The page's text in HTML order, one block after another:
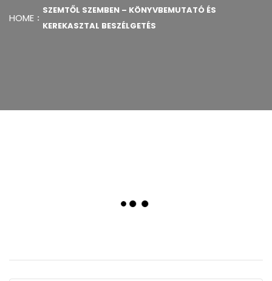
HOME
SZEMTŐL SZEMBEN – KÖNYVBEMUTATÓ ÉS
KEREKASZTAL BESZÉLGETÉS